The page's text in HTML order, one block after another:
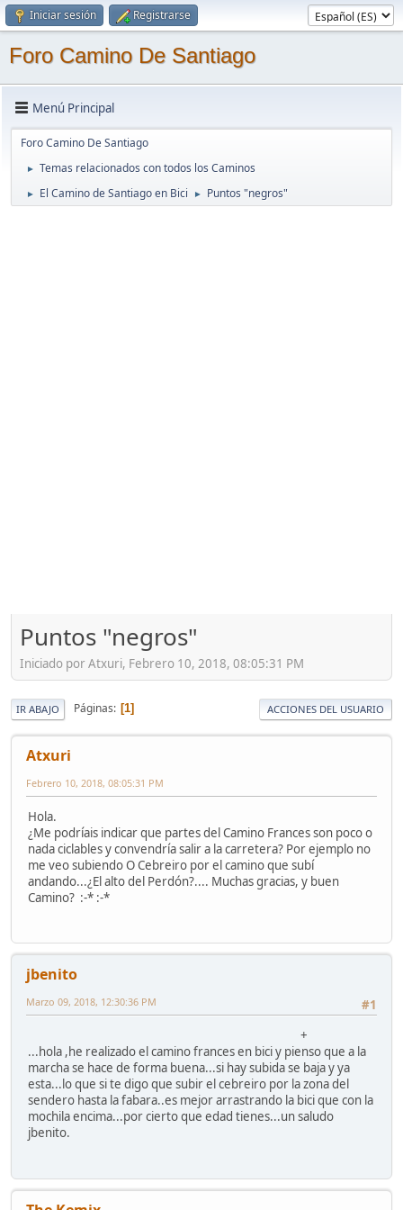
Iniciar sesión Registrarse
Foro Camino De Santiago
Menú Principal
Foro Camino De Santiago
► Temas relacionados con todos los Caminos
► El Camino de Santiago en Bici ► Puntos "negros"
Puntos "negros"
Iniciado por Atxuri, Febrero 10, 2018, 08:05:31 PM
IR ABAJO Páginas 1 ACCIONES DEL USUARIO
Atxuri
Febrero 10, 2018, 08:05:31 PM
Hola.
¿Me podríais indicar que partes del Camino Frances son poco o
nada ciclables y convendría salir a la carretera? Por ejemplo no
me veo subiendo O Cebreiro por el camino que subí
andando...¿El alto del Perdón?.... Muchas gracias, y buen
Camino? :-* :-*
jbenito
#1
Marzo 09, 2018, 12:30:36 PM
+
...hola ,he realizado el camino frances en bici y pienso que a la
marcha se hace de forma buena...si hay subida se baja y ya
esta...lo que si te digo que subir el cebreiro por la zona del
sendero hasta la fabara..es mejor arrastrando la bici que con la
mochila encima...por cierto que edad tienes...un saludo
jbenito.